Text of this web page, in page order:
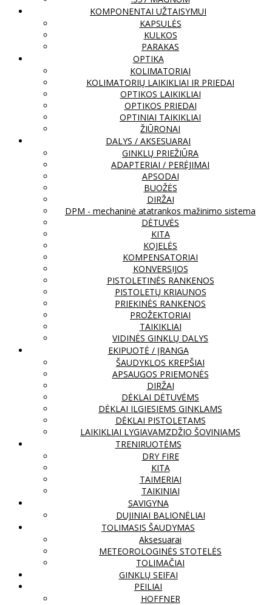
KOMPONENTAI UŽTAISYMUI
KAPSULĖS
KULKOS
PARAKAS
OPTIKA
KOLIMATORIAI
KOLIMATORIŲ LAIKIKLIAI IR PRIEDAI
OPTIKOS LAIKIKLIAI
OPTIKOS PRIEDAI
OPTINIAI TAIKIKLIAI
ŽIŪRONAI
DALYS / AKSESUARAI
GINKLŲ PRIEŽIŪRA
ADAPTERIAI / PERĖJIMAI
APSODAI
BUOŽĖS
DIRŽAI
DPM - mechaninė atatrankos mažinimo sistema
DĖTUVĖS
KITA
KOJELĖS
KOMPENSATORIAI
KONVERSIJOS
PISTOLETINĖS RANKENOS
PISTOLETŲ KRIAUNOS
PRIEKINĖS RANKENOS
PROŽEKTORIAI
TAIKIKLIAI
VIDINĖS GINKLŲ DALYS
EKIPUOTĖ / ĮRANGA
ŠAUDYKLOS KREPŠIAI
APSAUGOS PRIEMONĖS
DIRŽAI
DĖKLAI DĖTUVĖMS
DĖKLAI ILGIESIEMS GINKLAMS
DĖKLAI PISTOLETAMS
LAIKIKLIAI LYGIAVAMZDŽIO ŠOVINIAMS
TRENIRUOTĖMS
DRY FIRE
KITA
TAIMERIAI
TAIKINIAI
SAVIGYNA
DUJINIAI BALIONĖLIAI
TOLIMASIS ŠAUDYMAS
Aksesuarai
METEOROLOGINĖS STOTELĖS
TOLIMAČIAI
GINKLŲ SEIFAI
PEILIAI
HOFFNER